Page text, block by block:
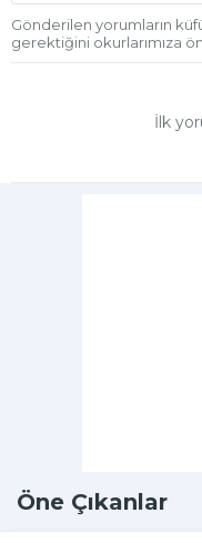
Gönderilen yorumların
gerektiğini okurlarımıza
İlk
Öne Çıkanlar